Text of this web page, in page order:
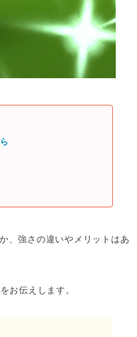
、強さの違いやメリットはあ
お伝えします。